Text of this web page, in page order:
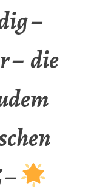
–
– die